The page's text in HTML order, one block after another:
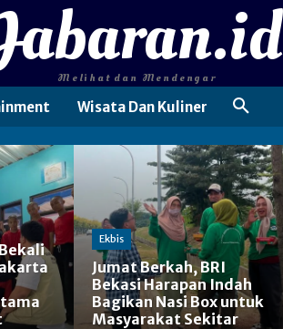
Melihat dan Mendengar
Wisata Dan Kuliner
Ekbis
Jumat Berkah, BRI
Bekasi Harapan Indah
Bagikan Nasi Box untuk
Masyarakat Sekitar